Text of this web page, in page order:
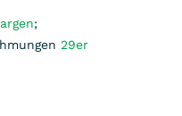
;
29er